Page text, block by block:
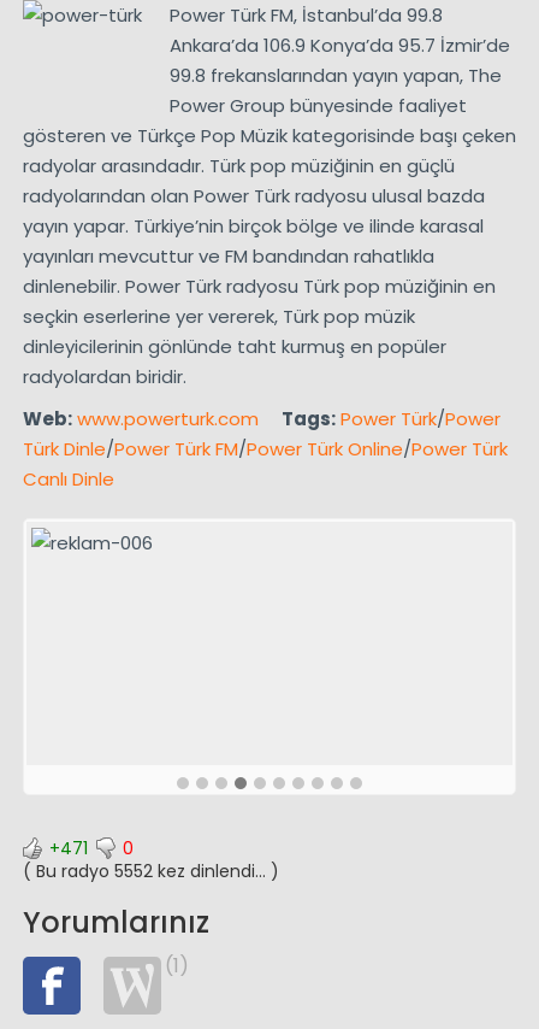
Power Türk FM, İstanbul’da 99.8
Ankara’da 106.9 Konya’da 95.7 İzmir’de
99.8 frekanslarından yayın yapan, The
Power Group bünyesinde faaliyet
gösteren ve Türkçe Pop Müzik kategorisinde başı çeken
radyolar arasındadır. Türk pop müziğinin en güçlü
radyolarından olan Power Türk radyosu ulusal bazda
yayın yapar. Türkiye’nin birçok bölge ve ilinde karasal
yayınları mevcuttur ve FM bandından rahatlıkla
dinlenebilir. Power Türk radyosu Türk pop müziğinin en
seçkin eserlerine yer vererek, Türk pop müzik
dinleyicilerinin gönlünde taht kurmuş en popüler
radyolardan biridir.
Web:www.powerturk.com Tags:Power Türk/Power
Türk Dinle/Power Türk FM/Power Türk Online/Power Türk
Canlı Dinle
+471
0
( Bu radyo 5552 kez dinlendi... )
Yorumlarınız
(1)